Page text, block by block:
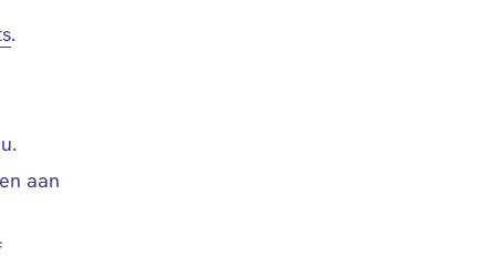
.
aan